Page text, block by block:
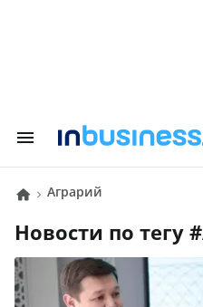
Аграрий
Новости по тегу #